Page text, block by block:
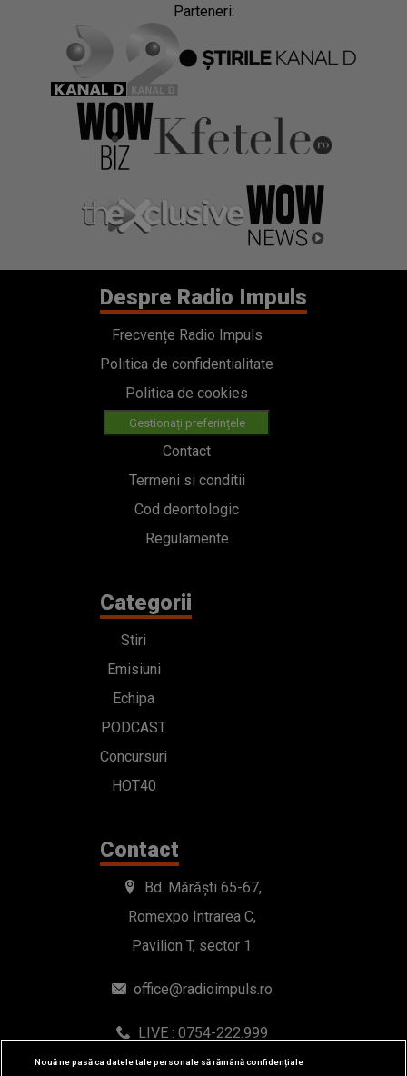
Parteneri:
Despre Radio Impuls
Frecvențe Radio Impuls
Politica de confidentialitate
Politica de cookies
Gestionați preferințele
Contact
Termeni si conditii
Cod deontologic
Regulamente
Categorii
Stiri
Emisiuni
Echipa
PODCAST
Concursuri
HOT40
Contact
Bd. Mărăști 65-67,
Romexpo Intrarea C,
Pavilion T, sector 1
office@radioimpuls.ro
LIVE : 0754-222.999
WhatsApp: 0754-222.999
Nouă ne pasă ca datele tale personale să rămână confidențiale